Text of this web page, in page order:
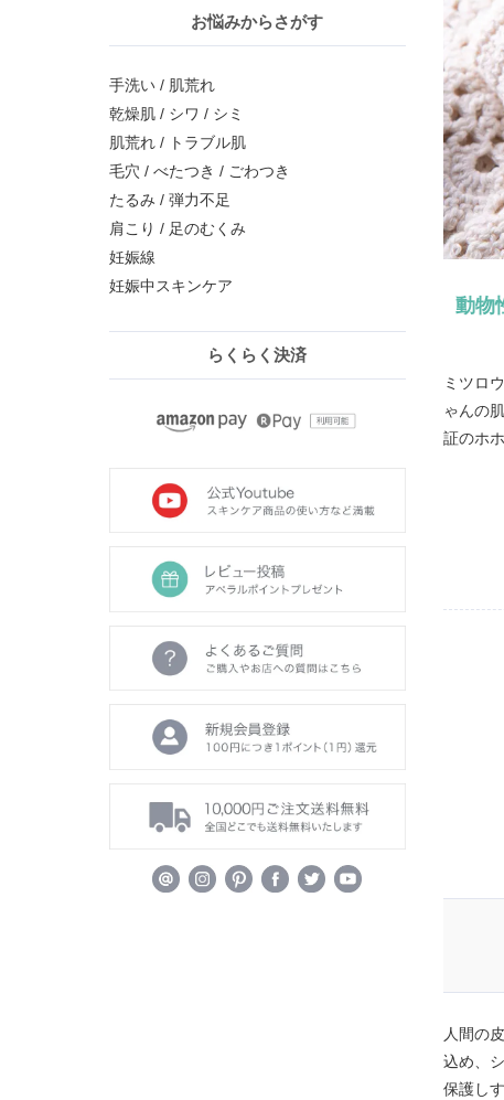
動物
ミツロ
ゃんの
証のホ
人間の
込め、
保護し
お悩みからさがす
手洗い / 肌荒れ
乾燥肌 / シワ / シミ
肌荒れ / トラブル肌
毛穴 / べたつき / ごわつき
たるみ / 弾力不足
肩こり / 足のむくみ
妊娠線
妊娠中スキンケア
らくらく決済